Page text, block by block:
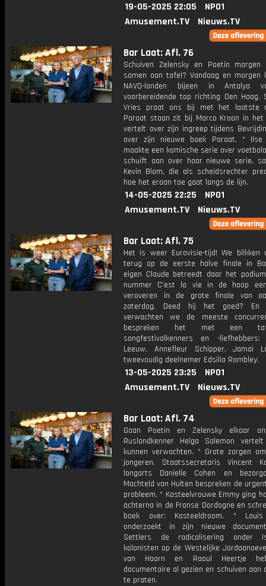
19-05-2025 22:05
NPO1
Amusement.TV
Nieuws.TV
Bar Laat: Afl. 76
Schuiven Zelensky en Poetin
samen aan tafel? Vandaag en morgen
NAVO-landen bijeen in Antalya
voorbereidende top richting Den Haag.
Vries praat ons bij met het laatste
Paraat staan zit bij Marco Kroon in het
vertelt over zijn ingreep tijdens
over zijn nieuwe boek Paraat. * Ilse
maakte een komische serie over
schuift aan over haar nieuwe serie,
Kevin Blom, die als scheidsrechter
hoe het eraan toe gaat langs de lijn.
14-05-2025 22:25
NPO1
Amusement.TV
Nieuws.TV
Bar Laat: Afl. 75
Het is weer Eurovisie-tijd! We blikken
terug op de eerste halve finale in
eigen Claude betreedt daar het
nummer C'est la vie in de hoop
veroveren in de grote finale van
zaterdag. Deed hij het goed? En
verwachten we de meeste
bespreken het met een
songfestivalkenners en -
Leeuw, Annefleur Schipper, Jamai
tweevoudig deelnemer Edsilia Rombley.
13-05-2025 23:25
NPO1
Amusement.TV
Nieuws.TV
Bar Laat: Afl. 74
Gaan Poetin en Zelensky elkaar
Ruslandkenner Helga Salemon
kunnen verwachten. * Grote zorgen
jongeren. Staatssecretaris Vincent
longarts Danielle Cohen en
Machteld van Hulten bespreken de
probleem. * Kasteelvrouwe Emmy ging
achterna in de Franse Dordogne en
boek over: Kasteeldroom. * Louis
onderzoekt in zijn nieuwe
Settlers de radicalisering onder
kolonisten op de Westelijke
van Hoorn en Raoul Heertje
documentaire al gezien en schuiven aan
te praten.